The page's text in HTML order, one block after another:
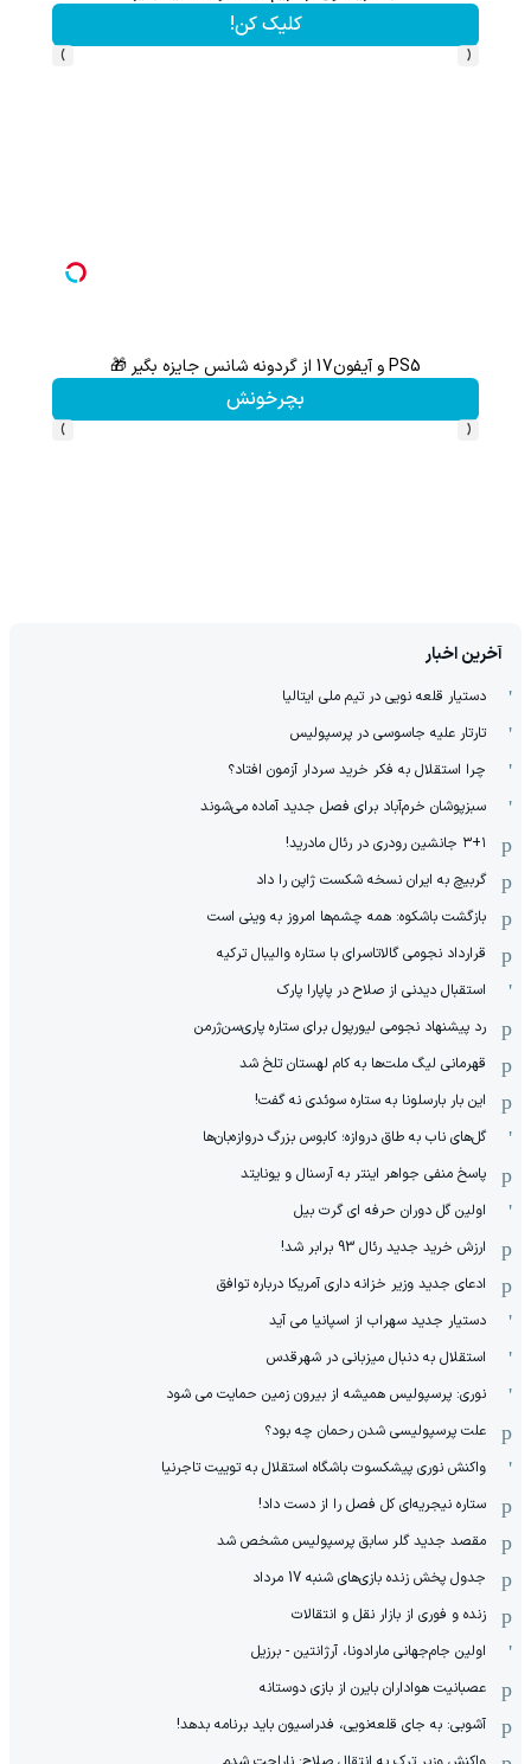
کلیک کن!
‹
›
PS5 و آیفون17 از گردونه شانس جایزه بگیر 🎁
بچرخونش
‹
›
آخرین اخبار
دستیار قلعه نویی در تیم ملی ایتالیا
تارتار علیه جاسوسی در پرسپولیس
چرا استقلال به فکر خرید سردار آزمون افتاد؟
سبزپوشان خرم‌آباد برای فصل جدید آماده می‌شوند
۳+۱ جانشین رودری در رئال مادرید!
گربیچ به ایران نسخه شکست ژاپن را داد
بازگشت باشکوه: همه چشم‌ها امروز به وینی است
قرارداد نجومی گالاتاسرای با ستاره والیبال ترکیه
استقبال دیدنی از صلاح در پاپارا پارک
رد پیشنهاد نجومی لیورپول برای ستاره پاری‌سن‌ژرمن
قهرمانی لیگ ملت‌ها به کام لهستان تلخ شد
این بار بارسلونا به ستاره سوئدی نه گفت!
گل‌های ناب به طاق دروازه؛ کابوس بزرگ دروازه‌بان‌ها
پاسخ منفی جواهر اینتر به آرسنال و یونایتد
اولین گل دوران حرفه ای گرت بیل
ارزش خرید جدید رئال 93 برابر شد!
ادعای جدید وزیر خزانه داری آمریکا درباره توافق
دستیار جدید سهراب از اسپانیا می آید
استقلال به دنبال میزبانی در شهرقدس
نوری: پرسپولیس همیشه از بیرون زمین حمایت می شود
علت پرسپولیسی شدن رحمان چه بود؟
واکنش نوری پیشکسوت باشگاه استقلال به توییت تاجرنیا
ستاره نیجریه‌ای کل فصل را از دست داد!
مقصد جدید گلر سابق پرسپولیس مشخص شد
جدول پخش زنده بازی‌های شنبه 17 مرداد
زنده و فوری از بازار نقل و انتقالات
اولین جام‌جهانی مارادونا، آرژانتین - برزیل
عصبانیت هواداران بایرن از بازی دوستانه
آشوبی: به جای قلعه‌نویی، فدراسیون باید برنامه بدهد!